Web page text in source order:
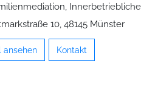
10, 48145 Münster
ansehen Kontakt